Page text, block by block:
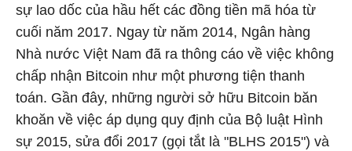
sự lao dốc của hầu hết các đồng tiền mã hóa từ
cuối năm 2017. Ngay từ năm 2014, Ngân hàng
Nhà nước Việt Nam đã ra thông cáo về việc không
chấp nhận Bitcoin như một phương tiện thanh
toán. Gần đây, những người sở hữu Bitcoin băn
khoăn về việc áp dụng quy định của Bộ luật Hình
sự 2015, sửa đổi 2017 (gọi tắt là "BLHS 2015") và